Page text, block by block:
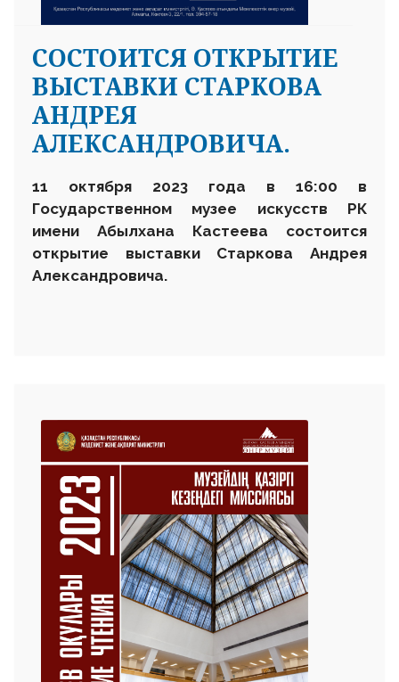
СОСТОИТСЯ ОТКРЫТИЕ
ВЫСТАВКИ СТАРКОВА
АНДРЕЯ
АЛЕКСАНДРОВИЧА.
11 октября 2023 года в 16:00 в
Государственном музее искусств РК
имени Абылхана Кастеева состоится
открытие выставки Старкова Андрея
Александровича.